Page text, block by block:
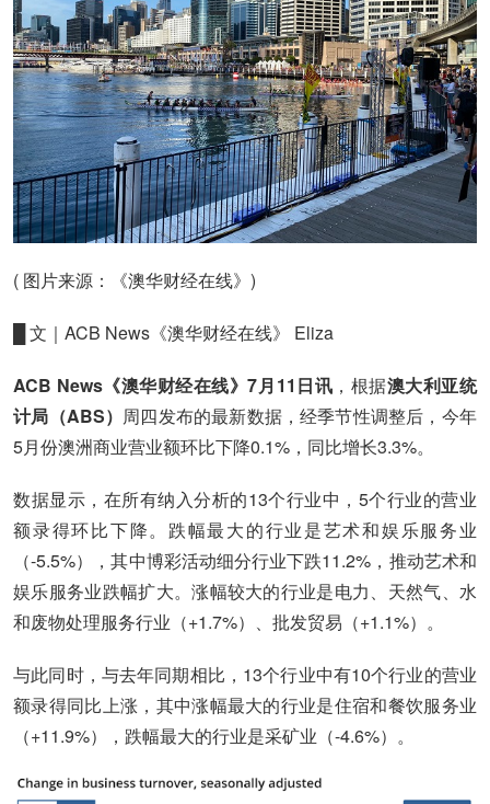
( 图片来源：《澳华财经在线》)
█ 文｜ACB News《澳华财经在线》 Eliza
ACB News《澳华财经在线》7月11日讯 ，根据澳大利亚统
计局（ABS） 周四发布的最新数据，经季节性调整后，今年
5月份澳洲商业营业额环比下降0.1%，同比增长3.3%。
数据显示，在所有纳入分析的13个行业中，5个行业的营业
额录得环比下降。跌幅最大的行业是艺术和娱乐服务业
（-5.5%），其中博彩活动细分行业下跌11.2%，推动艺术和
娱乐服务业跌幅扩大。涨幅较大的行业是电力、天然气、水
和废物处理服务行业（+1.7%）、批发贸易（+1.1%）。
与此同时，与去年同期相比，13个行业中有10个行业的营业
额录得同比上涨，其中涨幅最大的行业是住宿和餐饮服务业
（+11.9%），跌幅最大的行业是采矿业（-4.6%）。